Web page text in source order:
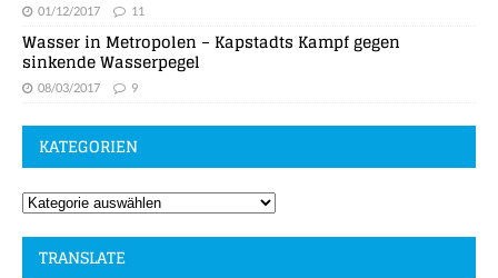
01/12/2017 11
Wasser in Metropolen – Kapstadts Kampf gegen
sinkende Wasserpegel
08/03/2017 9
KATEGORIEN
TRANSLATE